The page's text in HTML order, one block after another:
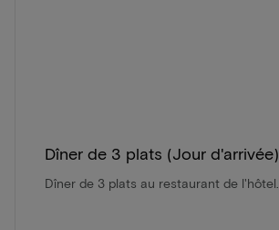
Dîner de 3 plats (Jour d'arrivée)
Dîner de 3 plats au restaurant de l'hôtel.